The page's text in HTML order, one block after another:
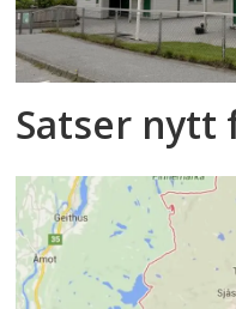
Satser nytt